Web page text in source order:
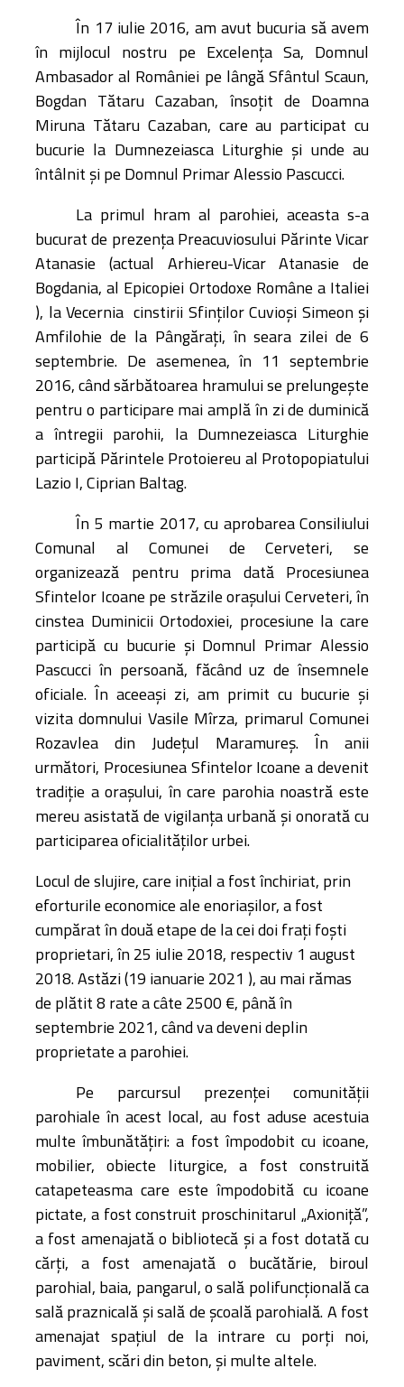
În 17 iulie 2016, am avut bucuria să avem
în mijlocul nostru pe Excelența Sa, Domnul
Ambasador al României pe lângă Sfântul Scaun,
Bogdan Tătaru Cazaban, însoțit de Doamna
Miruna Tătaru Cazaban, care au participat cu
bucurie la Dumnezeiasca Liturghie și unde au
întâlnit și pe Domnul Primar Alessio Pascucci.
La primul hram al parohiei, aceasta s-a
bucurat de prezența Preacuviosului Părinte Vicar
Atanasie (actual Arhiereu-Vicar Atanasie de
Bogdania, al Epicopiei Ortodoxe Române a Italiei
), la Vecernia cinstirii Sfinților Cuvioși Simeon și
Amfilohie de la Pângărați, în seara zilei de 6
septembrie. De asemenea, în 11 septembrie
2016, când sărbătoarea hramului se prelungește
pentru o participare mai amplă în zi de duminică
a întregii parohii, la Dumnezeiasca Liturghie
participă Părintele Protoiereu al Protopopiatului
Lazio I, Ciprian Baltag.
În 5 martie 2017, cu aprobarea Consiliului
Comunal al Comunei de Cerveteri, se
organizează pentru prima dată Procesiunea
Sfintelor Icoane pe străzile orașului Cerveteri, în
cinstea Duminicii Ortodoxiei, procesiune la care
participă cu bucurie și Domnul Primar Alessio
Pascucci în persoană, făcând uz de însemnele
oficiale. În aceeași zi, am primit cu bucurie și
vizita domnului Vasile Mîrza, primarul Comunei
Rozavlea din Județul Maramureș. În anii
următori, Procesiunea Sfintelor Icoane a devenit
tradiție a orașului, în care parohia noastră este
mereu asistată de vigilanța urbană și onorată cu
participarea oficialităților urbei.
Locul de slujire, care inițial a fost închiriat, prin
eforturile economice ale enoriașilor, a fost
cumpărat în două etape de la cei doi frați foști
proprietari, în 25 iulie 2018, respectiv 1 august
2018. Astăzi (19 ianuarie 2021 ), au mai rămas
de plătit 8 rate a câte 2500 €, până în
septembrie 2021, când va deveni deplin
proprietate a parohiei.
Pe parcursul prezenței comunității
parohiale în acest local, au fost aduse acestuia
multe îmbunătățiri: a fost împodobit cu icoane,
mobilier, obiecte liturgice, a fost construită
catapeteasma care este împodobită cu icoane
pictate, a fost construit proschinitarul „Axioniță”,
a fost amenajată o bibliotecă și a fost dotată cu
cărți, a fost amenajată o bucătărie, biroul
parohial, baia, pangarul, o sală polifuncțională ca
sală praznicală și sală de școală parohială. A fost
amenajat spațiul de la intrare cu porți noi,
paviment, scări din beton, și multe altele.